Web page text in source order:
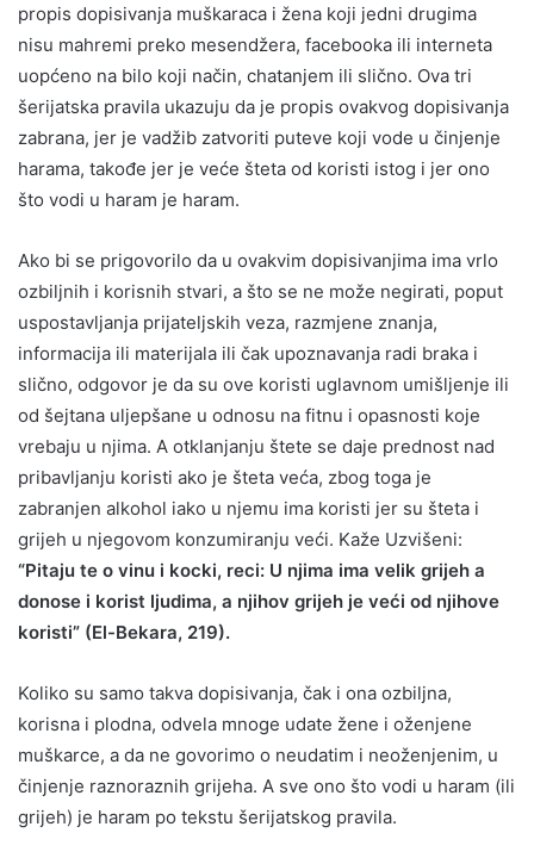
propis dopisivanja muškaraca i žena koji jedni drugima
nisu mahremi preko mesendžera, facebooka ili interneta
uopćeno na bilo koji način, chatanjem ili slično. Ova tri
šerijatska pravila ukazuju da je propis ovakvog dopisivanja
zabrana, jer je vadžib zatvoriti puteve koji vode u činjenje
harama, takođe jer je veće šteta od koristi istog i jer ono
što vodi u haram je haram.
Ako bi se prigovorilo da u ovakvim dopisivanjima ima vrlo
ozbiljnih i korisnih stvari, a što se ne može negirati, poput
uspostavljanja prijateljskih veza, razmjene znanja,
informacija ili materijala ili čak upoznavanja radi braka i
slično, odgovor je da su ove koristi uglavnom umišljenje ili
od šejtana uljepšane u odnosu na fitnu i opasnosti koje
vrebaju u njima. A otklanjanju štete se daje prednost nad
pribavljanju koristi ako je šteta veća, zbog toga je
zabranjen alkohol iako u njemu ima koristi jer su šteta i
grijeh u njegovom konzumiranju veći. Kaže Uzvišeni:
“Pitaju te o vinu i kocki, reci: U njima ima velik grijeh a
donose i korist ljudima, a njihov grijeh je veći od njihove
koristi” (El-Bekara, 219).
Koliko su samo takva dopisivanja, čak i ona ozbiljna,
korisna i plodna, odvela mnoge udate žene i oženjene
muškarce, a da ne govorimo o neudatim i neoženjenim, u
činjenje raznoraznih grijeha. A sve ono što vodi u haram (ili
grijeh) je haram po tekstu šerijatskog pravila.